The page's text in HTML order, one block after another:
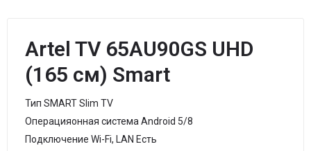
Artel TV 65AU90GS UHD
(165 см) Smart
Тип SMART Slim TV
Операцияонная система Android 5/8
Подключение Wi-Fi, LAN Есть